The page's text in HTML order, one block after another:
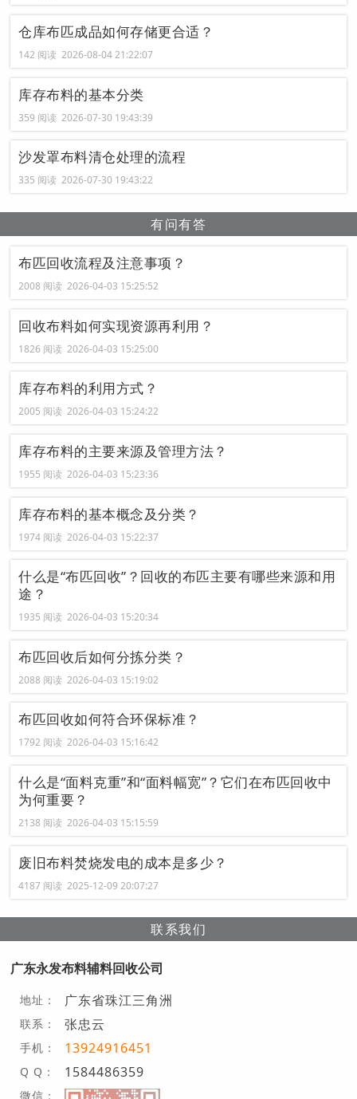
仓库布匹成品如何存储更合适？
142 阅读 2026-08-04 21:22:07
库存布料的基本分类
359 阅读 2026-07-30 19:43:39
沙发罩布料清仓处理的流程
335 阅读 2026-07-30 19:43:22
有问有答
布匹回收流程及注意事项？
2008 阅读 2026-04-03 15:25:52
回收布料如何实现资源再利用？
1826 阅读 2026-04-03 15:25:00
库存布料的利用方式？
2005 阅读 2026-04-03 15:24:22
库存布料的主要来源及管理方法？
1955 阅读 2026-04-03 15:23:36
库存布料的基本概念及分类？
1974 阅读 2026-04-03 15:22:37
什么是“布匹回收”？回收的布匹主要有哪些来源和用
途？
1935 阅读 2026-04-03 15:20:34
布匹回收后如何分拣分类？
2088 阅读 2026-04-03 15:19:02
布匹回收如何符合环保标准？
1792 阅读 2026-04-03 15:16:42
什么是“面料克重”和“面料幅宽”？它们在布匹回收中
为何重要？
2138 阅读 2026-04-03 15:15:59
废旧布料焚烧发电的成本是多少？
4187 阅读 2025-12-09 20:07:27
联系我们
广东永发布料辅料回收公司
地址： 广东省珠江三角洲
联系： 张忠云
手机： 13924916451
Q Q： 1584486359
微信：